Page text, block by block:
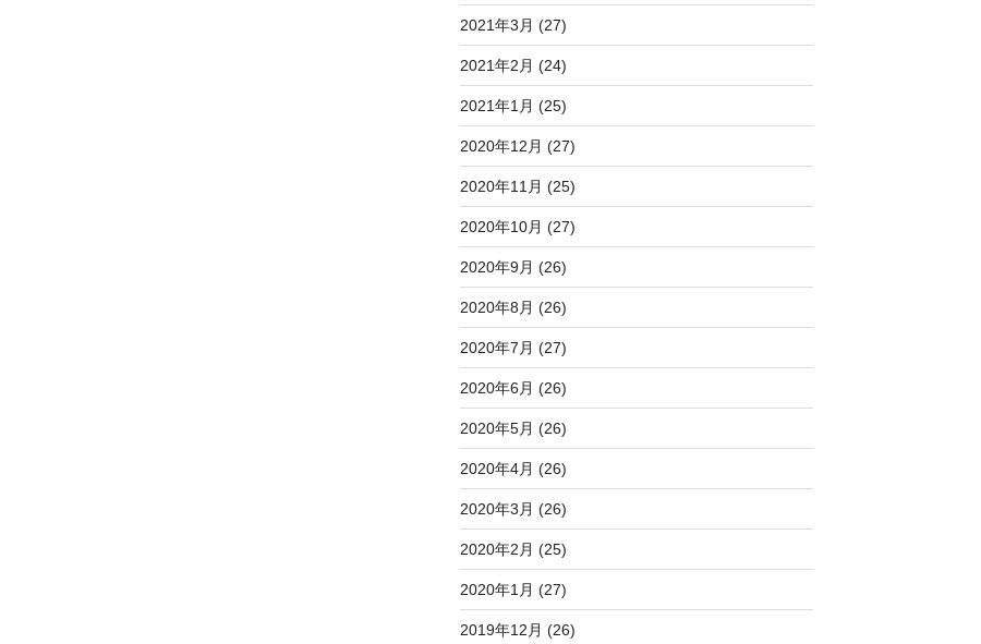
2021年3月 (27)
2021年2月 (24)
2021年1月 (25)
2020年12月 (27)
2020年11月 (25)
2020年10月 (27)
2020年9月 (26)
2020年8月 (26)
2020年7月 (27)
2020年6月 (26)
2020年5月 (26)
2020年4月 (26)
2020年3月 (26)
2020年2月 (25)
2020年1月 (27)
2019年12月 (26)